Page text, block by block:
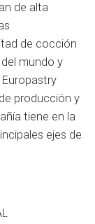
de alta
de cocción
mundo y
producción y
tiene en la
ejes de